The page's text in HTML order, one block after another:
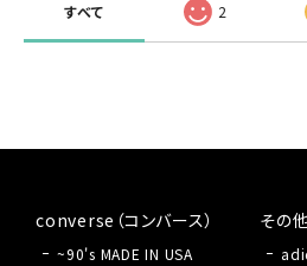
converse（コンバース）
~90's MADE IN USA
その
すべて 2